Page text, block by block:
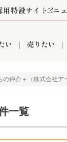
用特設サイト ニ
い
町名から探す
売りたい
売却成功実績
報おうちパークくらぶ
売却査定依頼
仲介＋（株式会社ア
一覧